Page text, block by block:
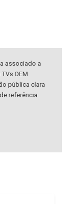
associado a
OEM
pública clara
referência